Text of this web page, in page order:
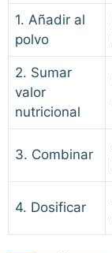
1. Añadir al
polvo
2. Sumar
valor
nutricional
3. Combinar
4. Dosificar